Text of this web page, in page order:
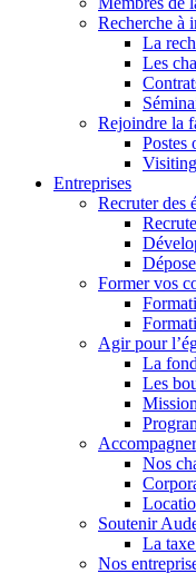
Recherche à
La
Les
Rejoindre la
Postes
Entreprises
Recruter des
Former vos
Agir pour
La
Les
Nos
Soutenir
La
Nos